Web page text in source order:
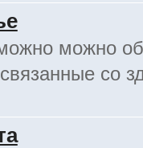
можно
со